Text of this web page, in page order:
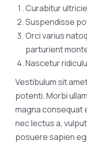
Curabitur
Suspendisse
Orci varius
parturient
Nascetur
Vestibulum sit
potenti. Morbi
magna consequat
nec lectus a,
posuere sapien